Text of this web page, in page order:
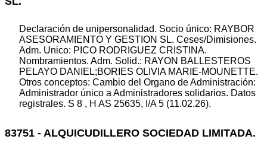
Declaración de unipersonalidad. Socio único: RAYBOR
ASESORAMIENTO Y GESTION SL. Ceses/Dimisiones.
Adm. Unico: PICO RODRIGUEZ CRISTINA.
Nombramientos. Adm. Solid.: RAYON BALLESTEROS
PELAYO DANIEL;BORIES OLIVIA MARIE-MOUNETTE.
Otros conceptos: Cambio del Organo de Administración:
Administrador único a Administradores solidarios. Datos
registrales. S 8 , H AS 25635, I/A 5 (11.02.26).
83751 - ALQUICUDILLERO SOCIEDAD LIMITADA.